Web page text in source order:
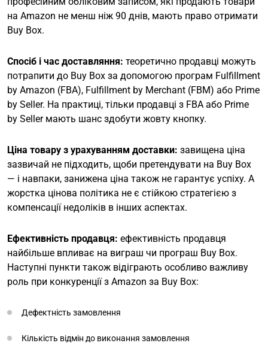
на Amazon не менш ніж 90 днів, мають право отримати
Buy Box.
Спосіб і час доставляння: теоретично продавці можуть
потрапити до Buy Box за допомогою програм Fulfillment
by Amazon (FBA), Fulfillment by Merchant (FBM) або Prime
by Seller. На практиці, тільки продавці з FBA або Prime
by Seller мають шанс здобути жовту кнопку.
Ціна товару з урахуванням доставки: завищена ціна
зазвичай не підходить, щоби претендувати на Buy Box
— і навпаки, занижена ціна також не гарантує успіху. А
жорстка цінова політика не є стійкою стратегією з
компенсації недоліків в інших аспектах.
Ефективність продавця: ефективність продавця
найбільше впливає на виграш чи програш Buy Box.
Наступні пункти також відіграють особливо важливу
роль при конкуренції з Amazon за Buy Box:
Дефектність замовлення
Кількість відмін до виконання замовлення